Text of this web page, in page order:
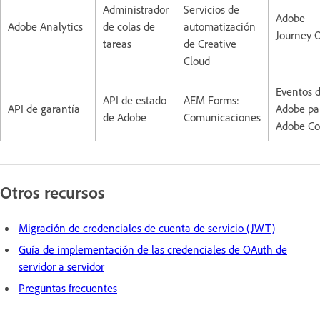
Adobe Analytics
Administrador
de colas de
tareas
Servicios de
automatización
de Creative
Cloud
Adobe
Journey
API de garantía
API de estado
de Adobe
AEM Forms:
Comunicaciones
Eventos
Adobe
Adobe
Otros recursos
Migración de credenciales de cuenta de servicio (JWT)
Guía de implementación de las credenciales de OAuth de
servidor a servidor
Preguntas frecuentes